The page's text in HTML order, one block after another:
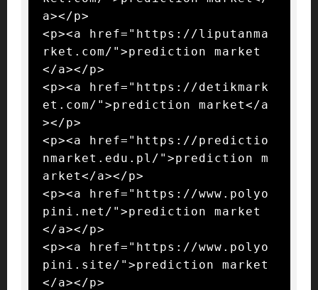
a></p>
<p><a href="https://liputanma
rket.com/">prediction market
</a></p>
<p><a href="https://detikmark
et.com/">prediction market</a
></p>
<p><a href="https://predictio
nmarket.edu.pl/">prediction m
arket</a></p>
<p><a href="https://www.polyo
pini.net/">prediction market
</a></p>
<p><a href="https://www.polyo
pini.site/">prediction market
</a></p>